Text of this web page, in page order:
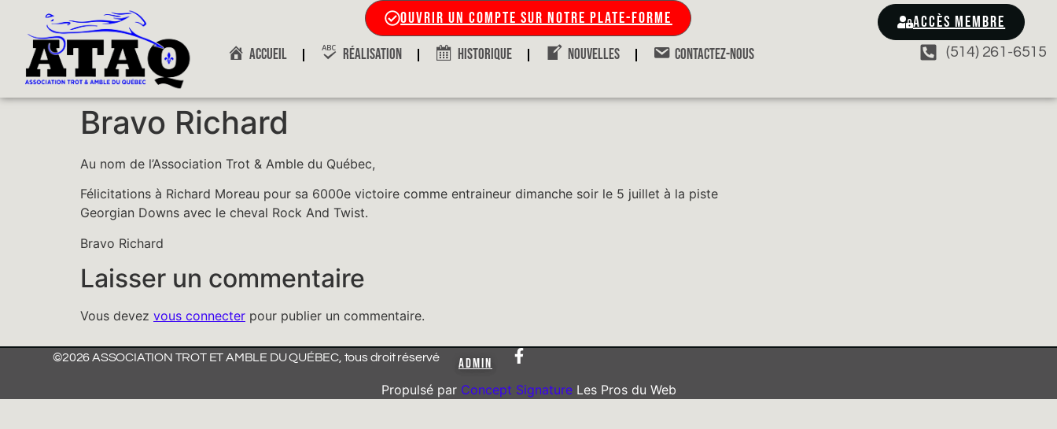
OUVRIR UN COMPTE SUR NOTRE PLATE-FORME
ACCUEIL RÉALISATION HISTORIQUE NOUVELLES CONTACTEZ-NOUS
ACCÈS MEMBRE
(514) 261-6515
Bravo Richard
Au nom de l’Association Trot & Amble du Québec,
Félicitations à Richard Moreau pour sa 6000e victoire comme entraineur dimanche soir le 5 juillet à la piste
Georgian Downs avec le cheval Rock And Twist.
Bravo Richard
Laisser un commentaire
Vous devez vous connecter pour publier un commentaire.
©2026 ASSOCIATION TROT ET AMBLE DU QUÉBEC, tous droit réservé
ADMIN
Propulsé par Concept Signature Les Pros du Web